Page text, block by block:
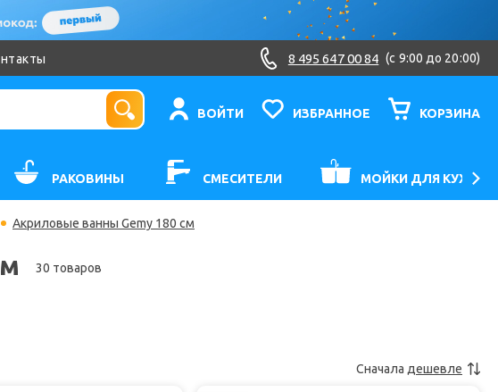
8 495 647 00 84 (c 9:00 до 20:00)
ВОЙТИ ИЗБРАННОЕ КОРЗИНА
РАКОВИНЫ СМЕСИТЕЛИ МОЙКИ ДЛЯ КУХНИ
Акриловые ванны Gemy 180 см
30 товаров
Сначала дешевле